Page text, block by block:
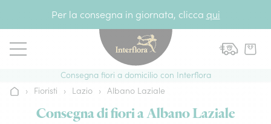
Per la consegna in giornata, clicca qui
Consegna fiori a domicilio con Interflora
Home› Fioristi › Lazio › Albano Laziale
Consegna di fiori a Albano Laziale